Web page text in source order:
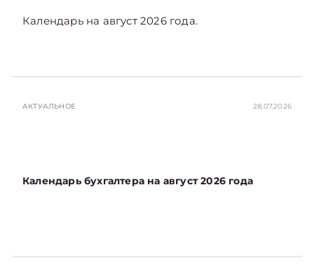
Календарь на август 2026 года.
АКТУАЛЬНОЕ 28.07.2026
Календарь бухгалтера на август 2026 года